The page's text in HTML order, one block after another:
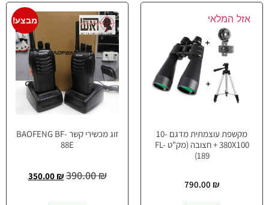
אזל המלאי
מקשפת עוצמתית מדגם 10-
380X100 + חצובה (מק"ט FL-
189)
790.00 ₪
מבצע!
זוג מכשירי קשר BAOFENG BF-
88E
390.00₪
350.00₪